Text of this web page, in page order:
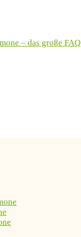
– das große FAQ